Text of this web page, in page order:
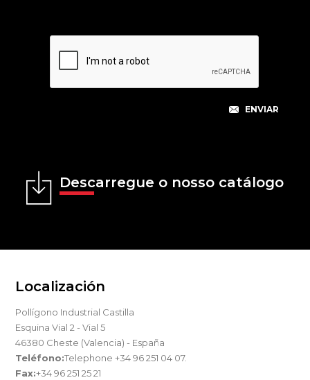
Descarregue o nosso catálogo
Localización
Pollígono Industrial Castilla
Esquina Vial 2 - Vial 5
46380 Cheste (Valencia) - España
Teléfono:Telephone +34 96 251 04 07.
Fax:+34 96 251 25 21